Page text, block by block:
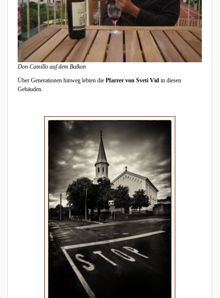
Don Camillo auf dem Balkon
Über Generationen hinweg lebten die Pfarrer von Sveti Vid in diesen
Gebäuden.